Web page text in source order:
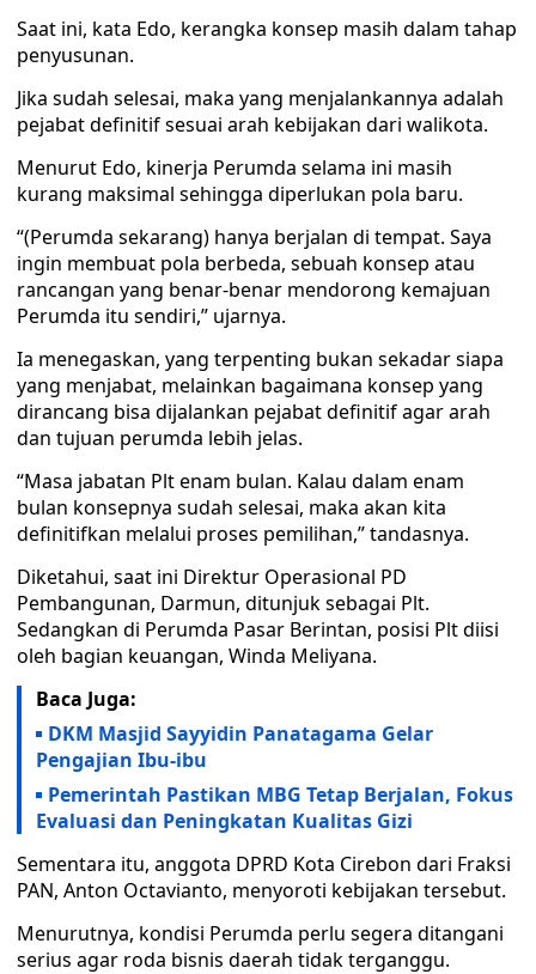
Saat ini, kata Edo, kerangka konsep masih dalam tahap
penyusunan.
Jika sudah selesai, maka yang menjalankannya adalah
pejabat definitif sesuai arah kebijakan dari walikota.
Menurut Edo, kinerja Perumda selama ini masih
kurang maksimal sehingga diperlukan pola baru.
“(Perumda sekarang) hanya berjalan di tempat. Saya
ingin membuat pola berbeda, sebuah konsep atau
rancangan yang benar-benar mendorong kemajuan
Perumda itu sendiri,” ujarnya.
Ia menegaskan, yang terpenting bukan sekadar siapa
yang menjabat, melainkan bagaimana konsep yang
dirancang bisa dijalankan pejabat definitif agar arah
dan tujuan perumda lebih jelas.
“Masa jabatan Plt enam bulan. Kalau dalam enam
bulan konsepnya sudah selesai, maka akan kita
definitifkan melalui proses pemilihan,” tandasnya.
Diketahui, saat ini Direktur Operasional PD
Pembangunan, Darmun, ditunjuk sebagai Plt.
Sedangkan di Perumda Pasar Berintan, posisi Plt diisi
oleh bagian keuangan, Winda Meliyana.
Baca Juga:
DKM Masjid Sayyidin Panatagama Gelar
Pengajian Ibu-ibu
Pemerintah Pastikan MBG Tetap Berjalan, Fokus
Evaluasi dan Peningkatan Kualitas Gizi
Sementara itu, anggota DPRD Kota Cirebon dari Fraksi
PAN, Anton Octavianto, menyoroti kebijakan tersebut.
Menurutnya, kondisi Perumda perlu segera ditangani
serius agar roda bisnis daerah tidak terganggu.